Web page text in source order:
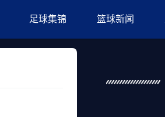
足球集锦 篮球新闻